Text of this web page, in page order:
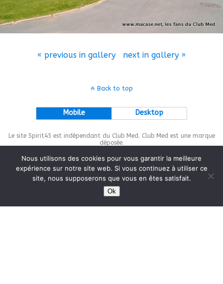
« previous in gallery next in gallery »
Back to top
Mobile Desktop
Le site Spirit45 est indépendant du Club Med. Club Med est une marque
déposée.
This site is protected bywp-copyrightpro.com
Nous utilisons des cookies pour vous garantir la meilleure
expérience sur notre site web. Si vous continuez à utiliser ce
site, nous supposerons que vous en êtes satisfait.
Ok